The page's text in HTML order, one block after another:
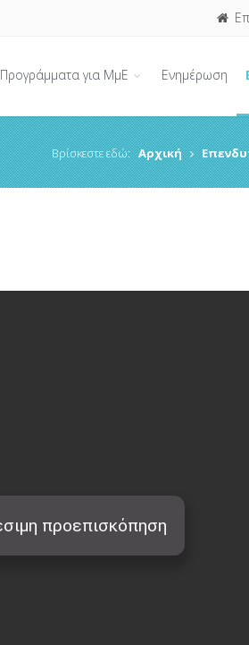
Προγράμματα για ΜμΕ Ενημέρωση
Βρίσκεστε εδώ: Αρχική